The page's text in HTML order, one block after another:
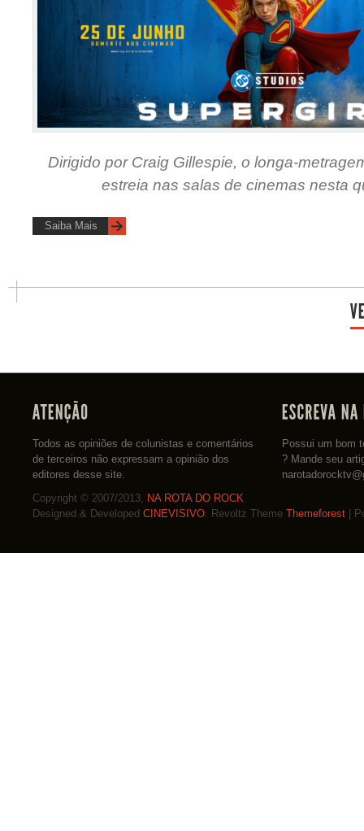
Dirigido por Craig Gillespie, o longa-
estreia nas salas de cinemas nesta
Saiba Mais
Todos as opiniões de colunistas e comentários
de terceiros não expressam a opinião dos
editores desse site.
Possui um bom
? Mande seu
Copyright © 2007/2013,
NA ROTA DO ROCK
Designed & Developed CINEVISIVO . Revoltz Theme Themeforest |